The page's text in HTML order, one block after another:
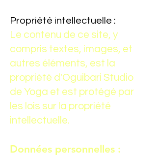
Propriété intellectuelle :
Le contenu de ce site, y
compris textes, images, et
autres éléments, est la
propriété d'Oguibari Studio
de Yoga et est protégé par
les lois sur la propriété
intellectuelle.
Données personnelles :